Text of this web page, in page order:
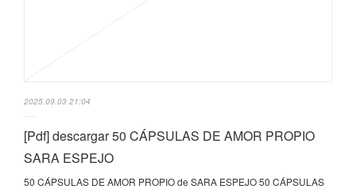
2025.09.03 21:04
[Pdf] descargar 50 CÁPSULAS DE AMOR PROPIO
SARA ESPEJO
50 CÁPSULAS DE AMOR PROPIO de SARA ESPEJO 50 CÁPSULAS